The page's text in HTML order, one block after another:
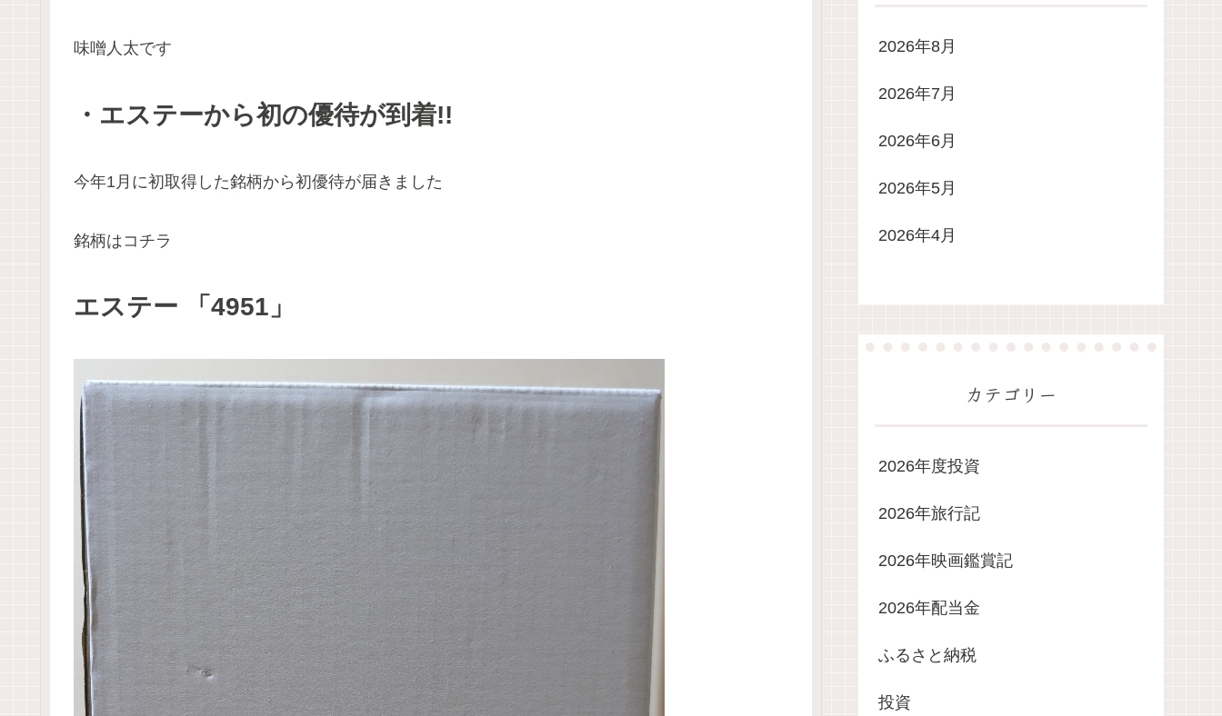
味噌人太です
・エステーから初の優待が到着!!
今年1月に初取得した銘柄から初優待が届きました
銘柄はコチラ
エステー 「4951」
2026年8月
2026年7月
2026年6月
2026年5月
2026年4月
カテゴリー
2026年度投資
2026年旅行記
2026年映画鑑賞記
2026年配当金
ふるさと納税
投資